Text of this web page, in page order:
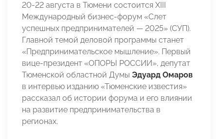
20-22 августа в Тюмени состоится XIII
Международный бизнес-форум «Слет
успешных предпринимателей — 2025» (СУП).
Главной темой деловой программы станет
«Предпринимательское мышление». Первый
вице-президент «ОПОРЫ РОССИИ», депутат
Тюменской областной Думы Эдуард Омаров
в интервью изданию «Тюменские известия»
рассказал об истории форума и его влиянии
на развитие предпринимательства в
регионах.